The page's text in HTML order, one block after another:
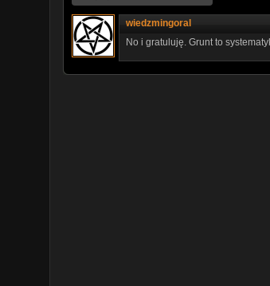
wiedzmingoral
No i gratuluję. Grunt to